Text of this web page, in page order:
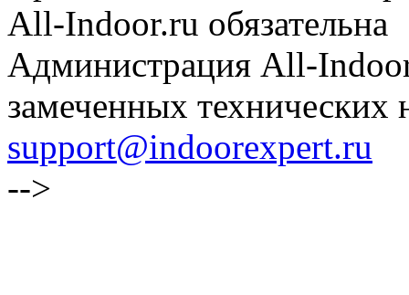
All-Indoor.ru обязательна
Администрация All-
замеченных технических
support@indoorexpert.ru
-->